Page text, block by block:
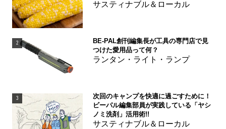
サスティナブル＆ローカル
2
BE-PAL創刊編集長が工具の専門店で見
つけた愛用品って何？
ランタン・ライト・ランプ
3
次回のキャンプを快適に過ごすために！
ビーパル編集部員が実践している「ヤシ
ノミ洗剤」活用術!!
サスティナブル＆ローカル